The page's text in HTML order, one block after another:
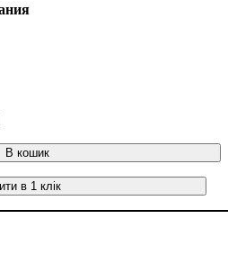
В кошик
в 1 клік